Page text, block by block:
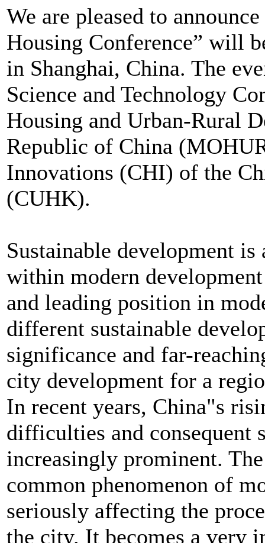
We are pleased to
Housing Conference” will
in Shanghai, China. The
Science and Technology
Housing and Urban-Rural
Republic of China
Innovations (CHI) of the
(CUHK).
Sustainable development
within modern
and leading position in
different sustainable
significance and far-
city development for a
In recent years, China"s
difficulties and consequent
increasingly prominent.
common phenomenon of
seriously affecting the
the city. It becomes a very